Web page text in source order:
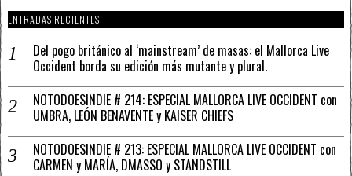
ENTRADAS RECIENTES
Del pogo británico al ‘mainstream’ de masas: el Mallorca Live
Occident borda su edición más mutante y plural.
NOTODOESINDIE # 214: ESPECIAL MALLORCA LIVE OCCIDENT con
UMBRA, LEÓN BENAVENTE y KAISER CHIEFS
NOTODOESINDIE # 213: ESPECIAL MALLORCA LIVE OCCIDENT con
CARMEN y MARÍA, DMASSO y STANDSTILL